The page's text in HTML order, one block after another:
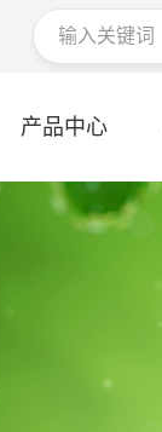
产品中心